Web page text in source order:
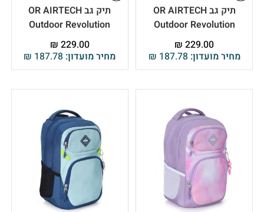
תיק גב OR AIRTECH
Outdoor Revolution
מחיר מועדון: ₪ 187.78
₪ 229.00
תיק גב OR AIRTECH
Outdoor Revolution
מחיר מועדון: ₪ 187.78
₪ 229.00